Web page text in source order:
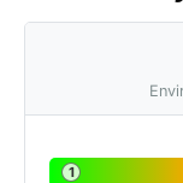
1